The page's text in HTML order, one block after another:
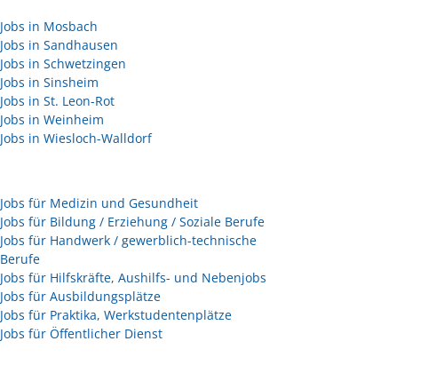
Jobs in Mosbach
Jobs in Sandhausen
Jobs in Schwetzingen
Jobs in Sinsheim
Jobs in St. Leon-Rot
Jobs in Weinheim
Jobs in Wiesloch-Walldorf
Jobs für Medizin und Gesundheit
Jobs für Bildung / Erziehung / Soziale Berufe
Jobs für Handwerk / gewerblich-technische
Berufe
Jobs für Hilfskräfte, Aushilfs- und Nebenjobs
Jobs für Ausbildungsplätze
Jobs für Praktika, Werkstudentenplätze
Jobs für Öffentlicher Dienst